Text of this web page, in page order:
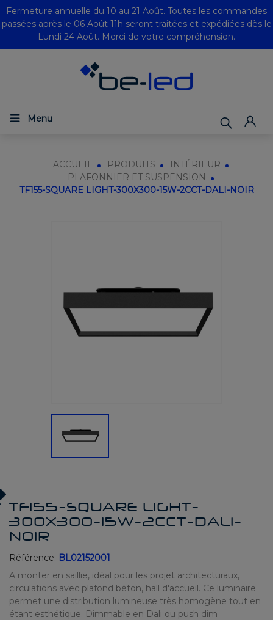
Fermeture annuelle du 10 au 21 Août. Toutes les commandes
passées après le 06 Août 11h seront traitées et expédiées dès le
Lundi 24 Août. Merci de votre compréhension.
Menu
ACCUEIL PRODUITS
INTÉRIEUR
PLAFONNIER ET SUSPENSION
TF155-SQUARE LIGHT-300X300-15W-2CCT-DALI-NOIR
TF155-SQUARE LIGHT-
300X300-15W-2CCT-DALI-
NOIR
Référence: BL02152001
A monter en saillie, idéal pour les projet architecturaux,
circulations avec plafond béton, hall d'accueil. Ce luminaire
permet une distribution lumineuse très homogène tout en
étant esthétique. Dimmable en Dali ou push dim